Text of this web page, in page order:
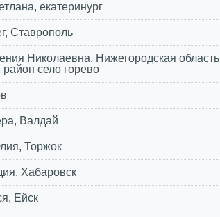
екатеринург
Ставрополь
Николаевна, Нижегородская область
район село горево
Валдай
Торжок
Хабаровск
Ейск